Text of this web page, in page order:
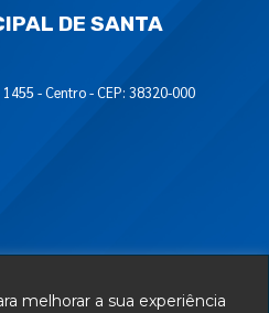
melhorar a sua experiência
DE SANTA
- Centro - CEP: 38320-000